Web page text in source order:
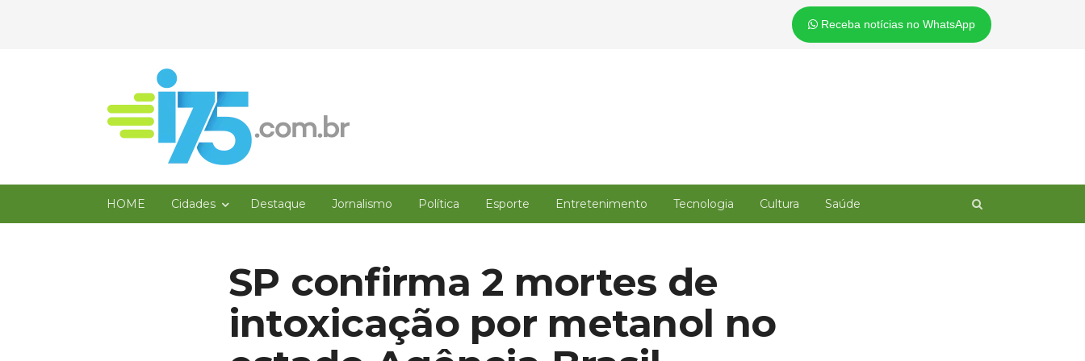
Receba notícias no WhatsApp
HOME Cidades Destaque Jornalismo Política Esporte Entretenimento Tecnologia Cultura Saúde
SP confirma 2 mortes de
intoxicação por metanol no